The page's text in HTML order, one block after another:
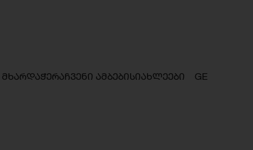
მხარდაჭერაჩვენი ამბებისიახლეები GE